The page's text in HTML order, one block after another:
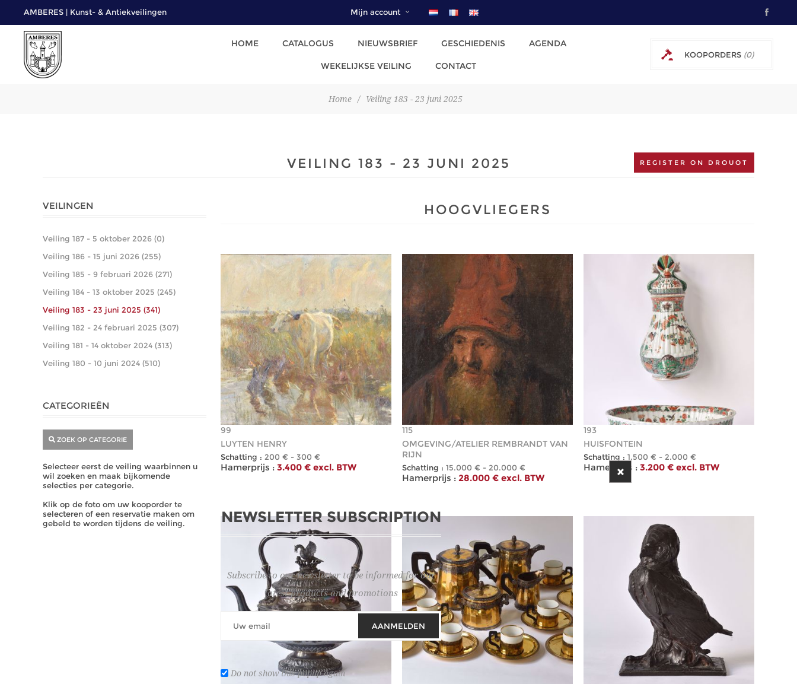
AMBERES | Kunst- & Antiekveilingen Mijn account
KOOPORDERS (0)
HOME CATALOGUS NIEUWSBRIEF GESCHIEDENIS AGENDA
WEKELIJKSE VEILING CONTACT
Home / Veiling 183 - 23 juni 2025
VEILING 183 - 23 JUNI 2025 REGISTER ON DROUOT
HOOGVLIEGERS
99
LUYTEN HENRY
Schatting : 200 € - 300 €
Hamerprijs : 3.400 € excl. BTW
115
OMGEVING/ATELIER REMBRANDT VAN
RIJN
Schatting : 15.000 € - 20.000 €
Hamerprijs : 28.000 € excl. BTW
193
HUISFONTEIN
Schatting : 1.500 € - 2.000 €
Hamerprijs : 3.200 € excl. BTW
VEILINGEN
Veiling 187 - 5 oktober 2026 (0)
Veiling 186 - 15 juni 2026 (255)
Veiling 185 - 9 februari 2026 (271)
Veiling 184 - 13 oktober 2025 (245)
Veiling 183 - 23 juni 2025 (341)
Veiling 182 - 24 februari 2025 (307)
Veiling 181 - 14 oktober 2024 (313)
Veiling 180 - 10 juni 2024 (510)
CATEGORIEËN
ZOEK OP CATEGORIE
Selecteer eerst de veiling waarbinnen u
wil zoeken en maak bijkomende
selecties per categorie.
Klik op de foto om uw kooporder te
selecteren of een reservatie maken om
gebeld te worden tijdens de veiling.
NEWSLETTER SUBSCRIPTION
Subscribe to our newsletter to be informed for our
latest products and promotions
AANMELDEN
Do not show this popup again